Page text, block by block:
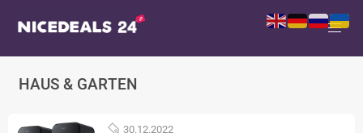
HAUS & GARTEN
30.12.2022